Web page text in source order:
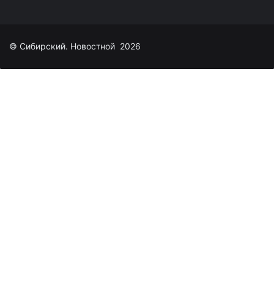
© Сибирский. Новостной 2026